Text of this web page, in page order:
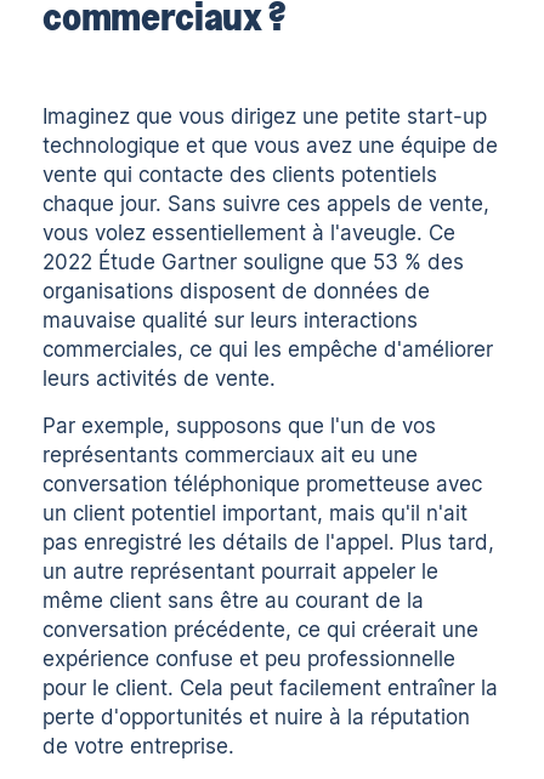
commerciaux ?
Imaginez que vous dirigez une petite start-up
technologique et que vous avez une équipe de
vente qui contacte des clients potentiels
chaque jour. Sans suivre ces appels de vente,
vous volez essentiellement à l'aveugle. Ce
2022 Étude Gartner souligne que 53 % des
organisations disposent de données de
mauvaise qualité sur leurs interactions
commerciales, ce qui les empêche d'améliorer
leurs activités de vente.
Par exemple, supposons que l'un de vos
représentants commerciaux ait eu une
conversation téléphonique prometteuse avec
un client potentiel important, mais qu'il n'ait
pas enregistré les détails de l'appel. Plus tard,
un autre représentant pourrait appeler le
même client sans être au courant de la
conversation précédente, ce qui créerait une
expérience confuse et peu professionnelle
pour le client. Cela peut facilement entraîner la
perte d'opportunités et nuire à la réputation
de votre entreprise.